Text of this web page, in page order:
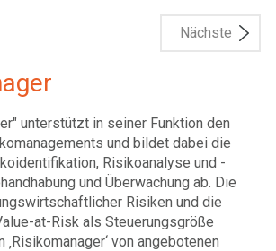
Nächste
unterstützt in seiner Funktion den
und bildet dabei die
Risikoanalyse und -
und Überwachung ab. Die
Risiken und die
at-Risk als Steuerungsgröße
von angebotenen